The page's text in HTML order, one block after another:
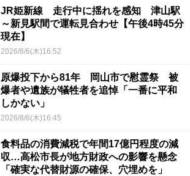
JR姫新線 走行中に揺れを感知 津山駅
～新見駅間で運転見合わせ【午後4時45分
現在】
2026/8/6(木)16:52
原爆投下から81年 岡山市で慰霊祭 被
爆者や遺族が犠牲者を追悼「一番に平和
しかない」
2026/8/6(木)16:45
食料品の消費減税で年間17億円程度の減
収…高松市長が地方財政への影響を懸念
「確実な代替財源の確保、穴埋めを」